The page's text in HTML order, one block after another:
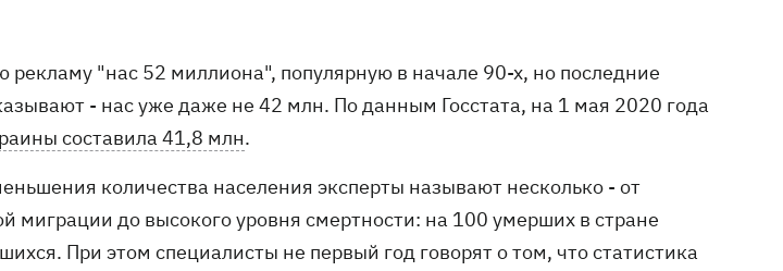
рекламу "нас 52 миллиона", популярную в начале 90-х, но последние
- нас уже даже не 42 млн. По данным Госстата, на 1 мая 2020 года
составила 41,8 млн.
количества населения эксперты называют несколько - от
миграции до высокого уровня смертности: на 100 умерших в стране
При этом специалисты не первый год говорят о том, что статистика